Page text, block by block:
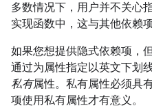
多数情况下，用户并不关心
实现函数中，这与其他依赖
如果您想提供隐式依赖项，
通过为属性指定以英文下划
私有属性。私有属性必须具
项使用私有属性才有意义。